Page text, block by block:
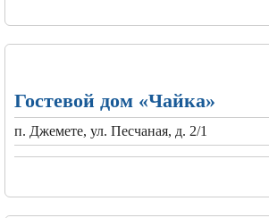
Гостевой дом «Чайка»
п. Джемете, ул. Песчаная, д. 2/1